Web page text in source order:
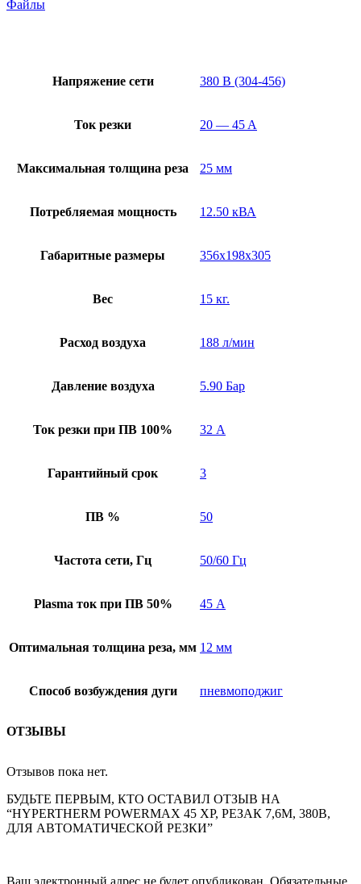
Файлы
Напряжение сети 380 В (304-456)
Ток резки 20 — 45 A
Максимальная толщина реза 25 мм
Потребляемая мощность 12.50 кВА
Габаритные размеры 356x198x305
Вес 15 кг.
Расход воздуха 188 л/мин
Давление воздуха 5.90 Бар
Ток резки при ПВ 100% 32 А
Гарантийный срок 3
ПВ % 50
Частота сети, Гц 50/60 Гц
Plasma ток при ПВ 50% 45 А
Оптимальная толщина реза, мм 12 мм
Способ возбуждения дуги пневмоподжиг
ОТЗЫВЫ
Отзывов пока нет.
БУДЬТЕ ПЕРВЫМ, КТО ОСТАВИЛ ОТЗЫВ НА
“HYPERTHERM POWERMAX 45 XP, РЕЗАК 7,6М, 380В,
ДЛЯ АВТОМАТИЧЕСКОЙ РЕЗКИ”
Ваш электронный адрес не будет опубликован. Обязательные